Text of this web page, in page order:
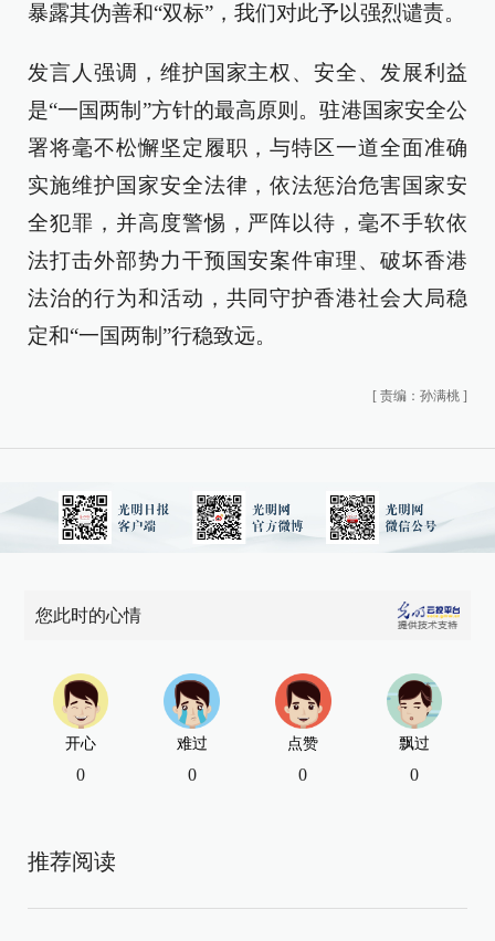
暴露其伪善和“双标”，我们对此予以强烈谴责。
发言人强调，维护国家主权、安全、发展利益
是“一国两制”方针的最高原则。驻港国家安全公
署将毫不松懈坚定履职，与特区一道全面准确
实施维护国家安全法律，依法惩治危害国家安
全犯罪，并高度警惕，严阵以待，毫不手软依
法打击外部势力干预国安案件审理、破坏香港
法治的行为和活动，共同守护香港社会大局稳
定和“一国两制”行稳致远。
[ 责编：孙满桃 ]
您此时的心情
开心
0
难过
0
点赞
0
飘过
0
推荐阅读